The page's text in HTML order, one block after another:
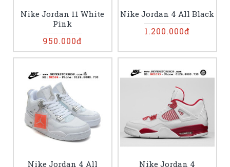
Nike Jordan 11 White
Pink
950.000đ
Nike Jordan 4 All Black
1.200.000đ
Nike Jordan 4 All Nike Jordan 4